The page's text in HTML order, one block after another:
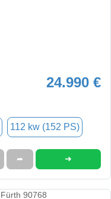
24.990 €
112 kw (152 PS)
➦ ➜